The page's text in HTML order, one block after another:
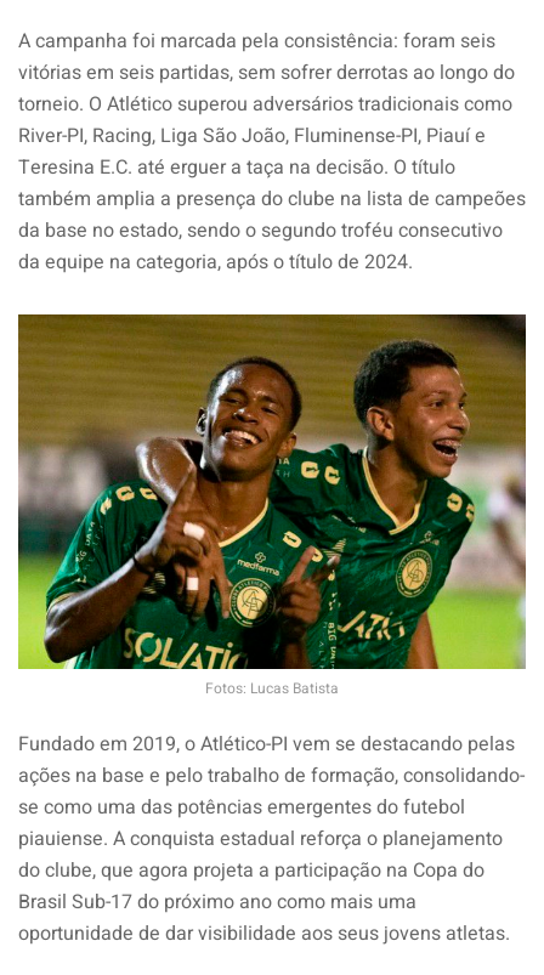
A campanha foi marcada pela consistência: foram seis
vitórias em seis partidas, sem sofrer derrotas ao longo do
torneio. O Atlético superou adversários tradicionais como
River-PI, Racing, Liga São João, Fluminense-PI, Piauí e
Teresina E.C. até erguer a taça na decisão. O título
também amplia a presença do clube na lista de campeões
da base no estado, sendo o segundo troféu consecutivo
da equipe na categoria, após o título de 2024.
Fotos: Lucas Batista
Fundado em 2019, o Atlético-PI vem se destacando pelas
ações na base e pelo trabalho de formação, consolidando-
se como uma das potências emergentes do futebol
piauiense. A conquista estadual reforça o planejamento
do clube, que agora projeta a participação na Copa do
Brasil Sub-17 do próximo ano como mais uma
oportunidade de dar visibilidade aos seus jovens atletas.